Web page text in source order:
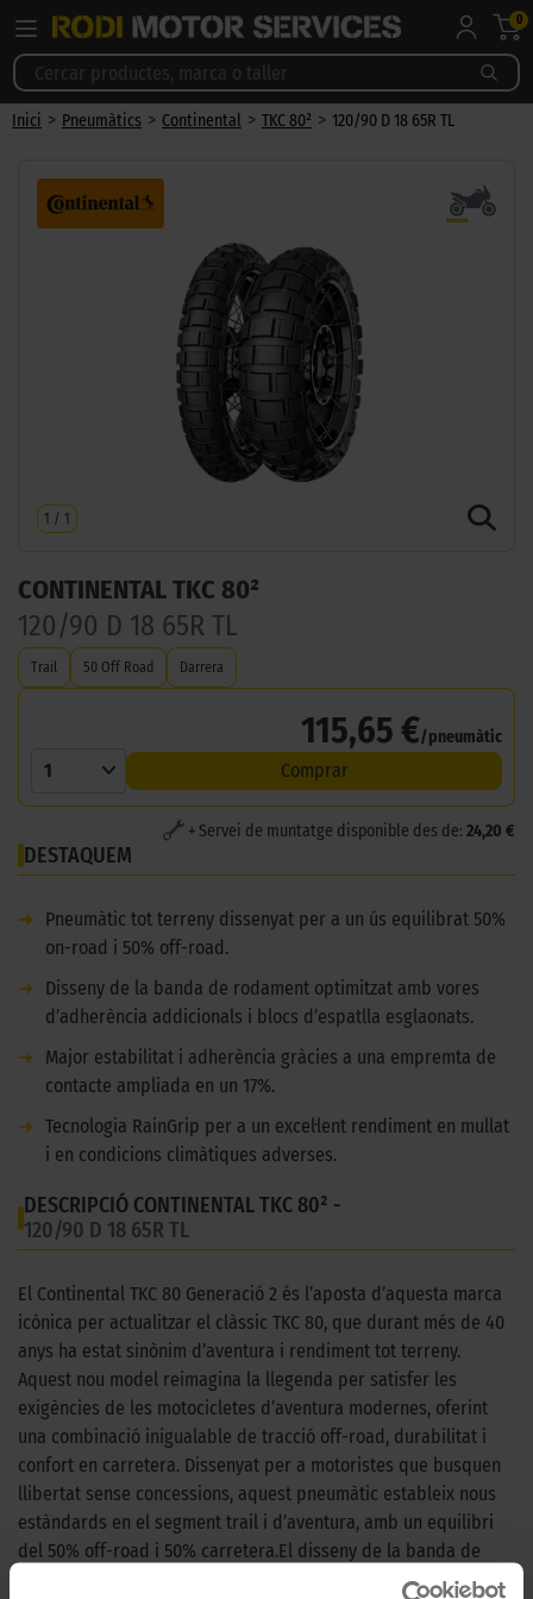
0
Inici > Pneumàtics > Continental > TKC 80² > 120/90 D 18 65R TL
1 / 1
CONTINENTAL TKC 80²
120/90 D 18 65R TL
Trail 50 Off Road Darrera
115,65 €/pneumàtic
1 Comprar
+ Servei de muntatge disponible des de: 24,20 €
DESTAQUEM
➜
Pneumàtic tot terreny dissenyat per a un ús equilibrat 50%
on-road i 50% off-road.
➜
Disseny de la banda de rodament optimitzat amb vores
d’adherència addicionals i blocs d’espatlla esglaonats.
➜
Major estabilitat i adherència gràcies a una empremta de
contacte ampliada en un 17%.
➜ Tecnologia RainGrip per a un excel·lent rendiment en mullat
i en condicions climàtiques adverses.
DESCRIPCIÓ CONTINENTAL TKC 80² -
120/90 D 18 65R TL
El Continental TKC 80 Generació 2 és l’aposta d’aquesta marca
icònica per actualitzar el clàssic TKC 80, que durant més de 40
anys ha estat sinònim d’aventura i rendiment tot terreny.
Aquest nou model reimagina la llegenda per satisfer les
exigències de les motocicletes d’aventura modernes, oferint
una combinació inigualable de tracció off-road, durabilitat i
confort en carretera. Dissenyat per a motoristes que busquen
llibertat sense concessions, aquest pneumàtic estableix nous
estàndards en el segment trail i d’aventura, amb un equilibri
del 50% off-road i 50% carretera.El disseny de la banda de
rodament ha estat completament renovat, incorporant tacs